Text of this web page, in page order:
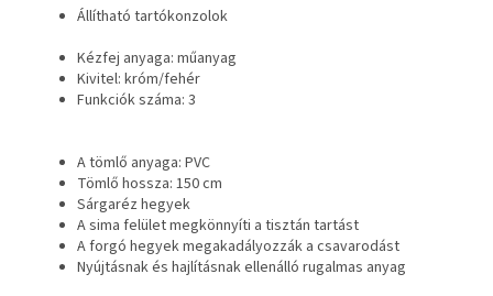
Állítható tartókonzolok
Kézfej anyaga: műanyag
Kivitel: króm/fehér
Funkciók száma: 3
A tömlő anyaga: PVC
Tömlő hossza: 150 cm
Sárgaréz hegyek
A sima felület megkönnyíti a tisztán tartást
A forgó hegyek megakadályozzák a csavarodást
Nyújtásnak és hajlításnak ellenálló rugalmas anyag